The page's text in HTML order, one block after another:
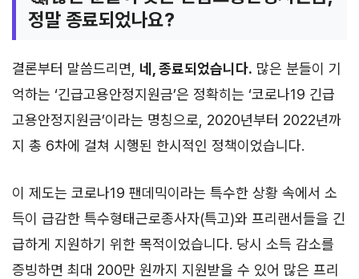
정말 종료되었나요?
결론부터 말씀드리면, 네, 종료되었습니다. 많은 분들이 기
억하는 ‘긴급고용안정지원금’은 정확히는 ‘코로나19 긴급
고용안정지원금’이라는 명칭으로, 2020년부터 2022년까
지 총 6차에 걸쳐 시행된 한시적인 정책이었습니다.
이 제도는 코로나19 팬데믹이라는 특수한 상황 속에서 소
득이 급감한 특수형태근로종사자(특고)와 프리랜서들을 긴
급하게 지원하기 위한 목적이었습니다. 당시 소득 감소를
증빙하면 최대 200만 원까지 지원받을 수 있어 많은 프리